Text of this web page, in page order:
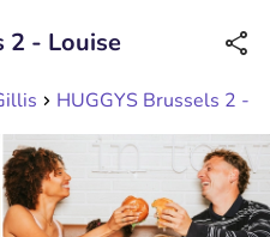
bis 23:00 Uhr (max 0,09€/Min)
HUGGYS Brussels 2 -
2 - Louise